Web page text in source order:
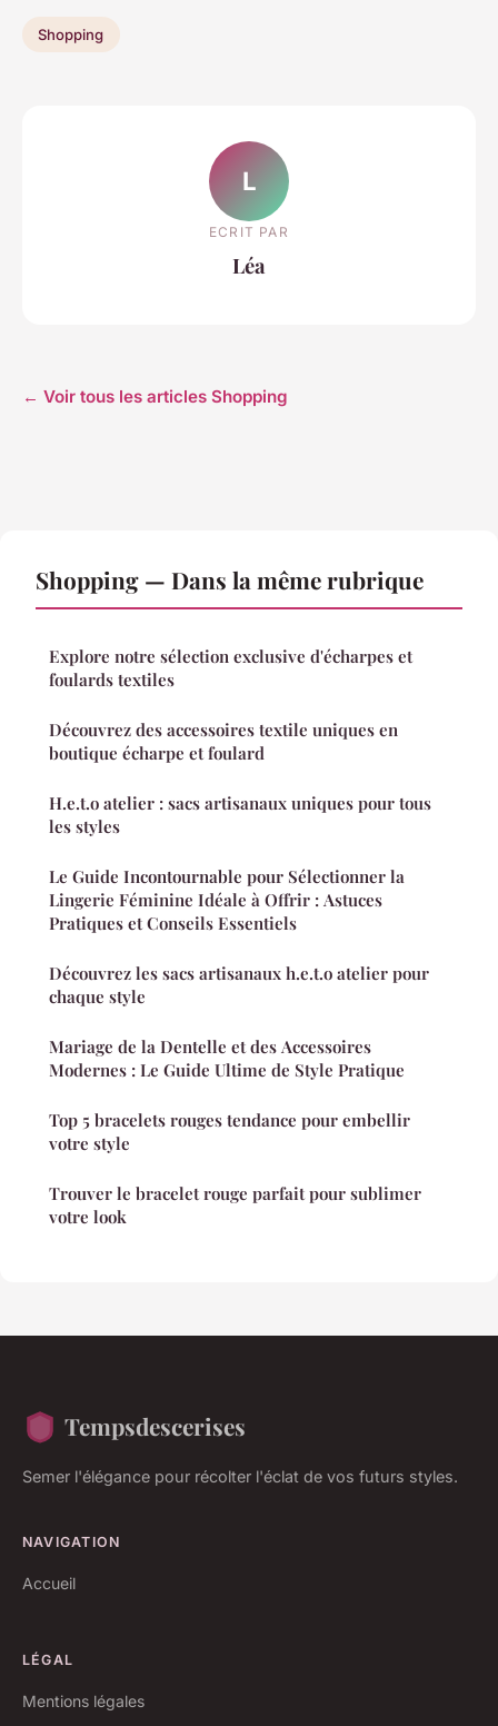
Shopping
L
ECRIT PAR
Léa
← Voir tous les articles Shopping
Shopping — Dans la même rubrique
Explore notre sélection exclusive d'écharpes et
foulards textiles
Découvrez des accessoires textile uniques en
boutique écharpe et foulard
H.e.t.o atelier : sacs artisanaux uniques pour tous
les styles
Le Guide Incontournable pour Sélectionner la
Lingerie Féminine Idéale à Offrir : Astuces
Pratiques et Conseils Essentiels
Découvrez les sacs artisanaux h.e.t.o atelier pour
chaque style
Mariage de la Dentelle et des Accessoires
Modernes : Le Guide Ultime de Style Pratique
Top 5 bracelets rouges tendance pour embellir
votre style
Trouver le bracelet rouge parfait pour sublimer
votre look
Tempsdescerises
Semer l'élégance pour récolter l'éclat de vos futurs styles.
NAVIGATION
Accueil
LÉGAL
Mentions légales